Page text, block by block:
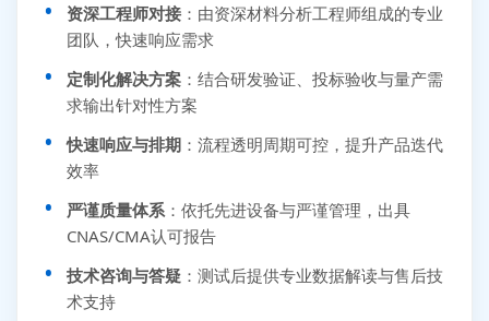
资深工程师对接 ：由资深材料分析工程师组成的专业
团队，快速响应需求
定制化解决方案 ：结合研发验证、投标验收与量产需
求输出针对性方案
快速响应与排期 ：流程透明周期可控，提升产品迭代
效率
严谨质量体系 ：依托先进设备与严谨管理，出具
CNAS/CMA认可报告
技术咨询与答疑 ：测试后提供专业数据解读与售后技
术支持